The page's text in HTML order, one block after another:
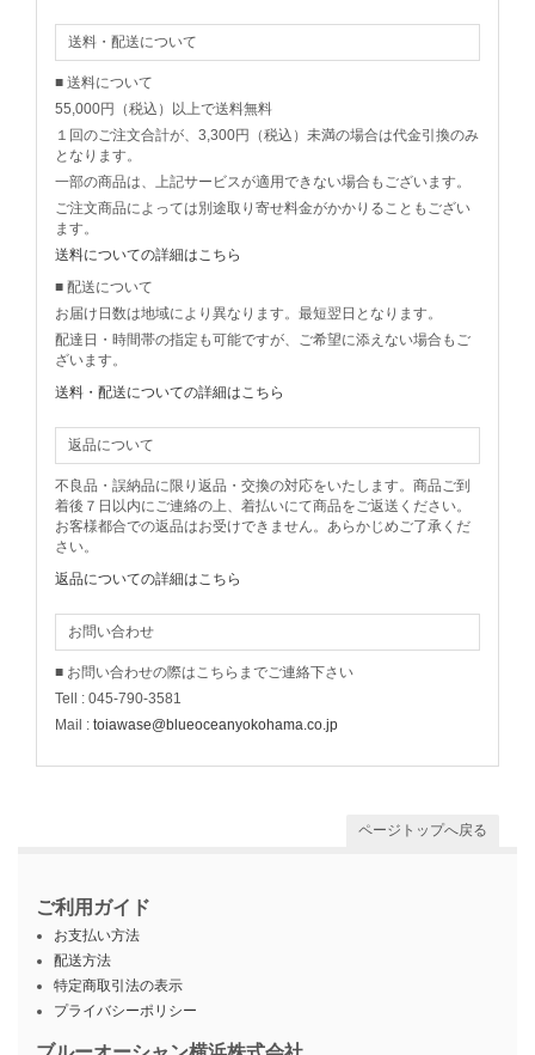
送料・配送について
■ 送料について
55,000円（税込）以上で送料無料
１回のご注文合計が、3,300円（税込）未満の場合は代金引換のみ
となります。
一部の商品は、上記サービスが適用できない場合もございます。
ご注文商品によっては別途取り寄せ料金がかかりることもござい
ます。
送料についての詳細はこちら
■ 配送について
お届け日数は地域により異なります。最短翌日となります。
配達日・時間帯の指定も可能ですが、ご希望に添えない場合もご
ざいます。
送料・配送についての詳細はこちら
返品について
不良品・誤納品に限り返品・交換の対応をいたします。商品ご到
着後７日以内にご連絡の上、着払いにて商品をご返送ください。
お客様都合での返品はお受けできません。あらかじめご了承くだ
さい。
返品についての詳細はこちら
お問い合わせ
■ お問い合わせの際はこちらまでご連絡下さい
Tell : 045-790-3581
Mail : toiawase@blueoceanyokohama.co.jp
ページトップへ戻る
ご利用ガイド
お支払い方法
配送方法
特定商取引法の表示
プライバシーポリシー